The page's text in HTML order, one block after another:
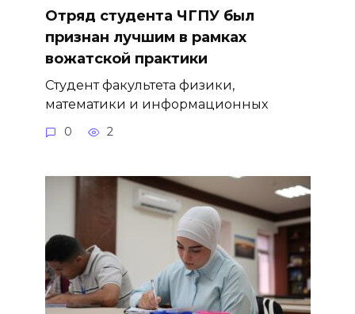
Отряд студента ЧГПУ был
признан лучшим в рамках
вожатской практики
Студент факультета физики,
математики и информационных
0 2